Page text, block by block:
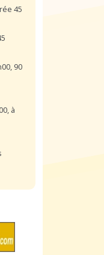
45
90
à